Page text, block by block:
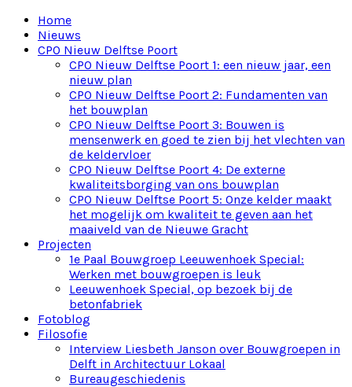
Home
Nieuws
CPO Nieuw Delftse Poort
CPO Nieuw Delftse Poort 1: een nieuw jaar, een
nieuw plan
CPO Nieuw Delftse Poort 2: Fundamenten van
het bouwplan
CPO Nieuw Delftse Poort 3: Bouwen is
mensenwerk en goed te zien bij het vlechten van
de keldervloer
CPO Nieuw Delftse Poort 4: De externe
kwaliteitsborging van ons bouwplan
CPO Nieuw Delftse Poort 5: Onze kelder maakt
het mogelijk om kwaliteit te geven aan het
maaiveld van de Nieuwe Gracht
Projecten
1e Paal Bouwgroep Leeuwenhoek Special:
Werken met bouwgroepen is leuk
Leeuwenhoek Special, op bezoek bij de
betonfabriek
Fotoblog
Filosofie
Interview Liesbeth Janson over Bouwgroepen in
Delft in Architectuur Lokaal
Bureaugeschiedenis